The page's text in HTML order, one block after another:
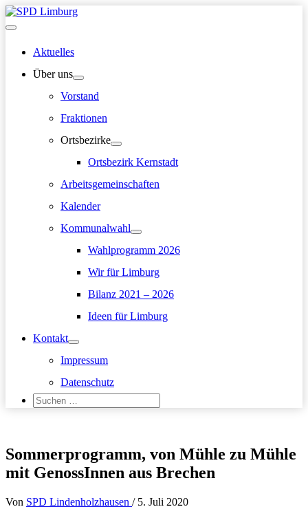
Zum
Inhalt
Hauptmenü
Aktuelles
Über uns
Vorstand
Fraktionen
Ortsbezirke
Ortsbezirk Kernstadt
Arbeitsgemeinschaften
Kalender
Kommunalwahl
Wahlprogramm 2026
Wir für Limburg
Bilanz 2021 – 2026
Ideen für Limburg
Kontakt
Impressum
Datenschutz
Suchen
nach:
Sommerprogramm, von Mühle zu Mühle
mit GenossInnen aus Brechen
Von SPD Lindenholzhausen / 5. Juli 2020